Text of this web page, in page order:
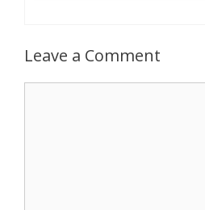
Leave a Comment